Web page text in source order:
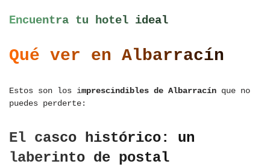
Encuentra tu hotel ideal
Qué ver en Albarracín
Estos son los imprescindibles de Albarracín que no
puedes perderte:
El casco histórico: un
laberinto de postal